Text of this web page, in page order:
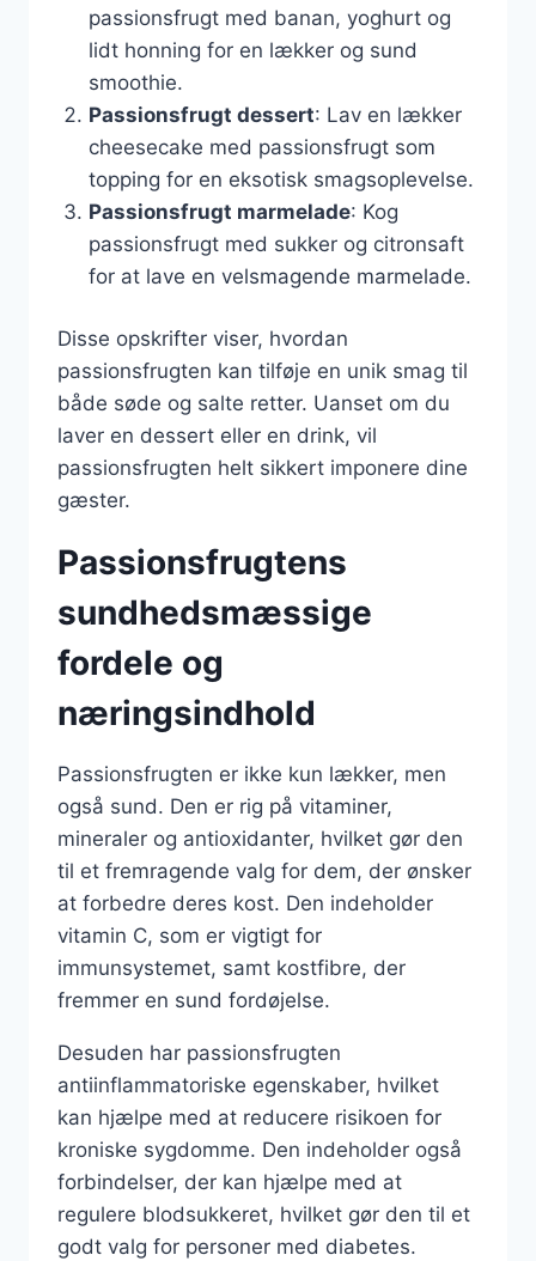
passionsfrugt med banan, yoghurt og
lidt honning for en lækker og sund
smoothie.
Passionsfrugt dessert: Lav en lækker
cheesecake med passionsfrugt som
topping for en eksotisk smagsoplevelse.
Passionsfrugt marmelade: Kog
passionsfrugt med sukker og citronsaft
for at lave en velsmagende marmelade.
Disse opskrifter viser, hvordan
passionsfrugten kan tilføje en unik smag til
både søde og salte retter. Uanset om du
laver en dessert eller en drink, vil
passionsfrugten helt sikkert imponere dine
gæster.
Passionsfrugtens
sundhedsmæssige
fordele og
næringsindhold
Passionsfrugten er ikke kun lækker, men
også sund. Den er rig på vitaminer,
mineraler og antioxidanter, hvilket gør den
til et fremragende valg for dem, der ønsker
at forbedre deres kost. Den indeholder
vitamin C, som er vigtigt for
immunsystemet, samt kostfibre, der
fremmer en sund fordøjelse.
Desuden har passionsfrugten
antiinflammatoriske egenskaber, hvilket
kan hjælpe med at reducere risikoen for
kroniske sygdomme. Den indeholder også
forbindelser, der kan hjælpe med at
regulere blodsukkeret, hvilket gør den til et
godt valg for personer med diabetes.